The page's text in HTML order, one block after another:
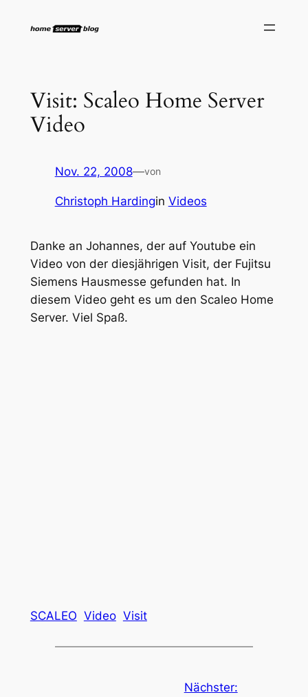
Inhalt
Visit: Scaleo Home Server
Video
Nov. 22, 2008—von
Christoph Hardingin Videos
Danke an Johannes, der auf Youtube ein
Video von der diesjährigen Visit, der Fujitsu
Siemens Hausmesse gefunden hat. In
diesem Video geht es um den Scaleo Home
Server. Viel Spaß.
SCALEO Video Visit
Nächster: